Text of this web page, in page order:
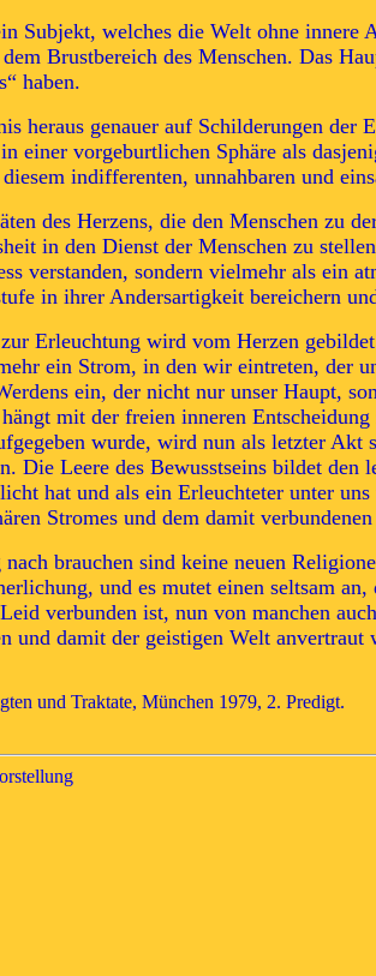
Subjekt, welches die Welt ohne
Brustbereich des Menschen. Das
haben.
heraus genauer auf Schilderungen
einer vorgeburtlichen Sphäre als
indifferenten, unnahbaren und
des Herzens, die den Menschen zu
in den Dienst der Menschen zu
verstanden, sondern vielmehr als ein
in ihrer Andersartigkeit bereichern
Erleuchtung wird vom Herzen
ein Strom, in den wir eintreten, der
ein, der nicht nur unser Haupt,
mit der freien inneren
wurde, wird nun als letzter Akt
Die Leere des Bewusstseins bildet
hat und als ein Erleuchteter unter
Stromes und dem damit
brauchen sind keine neuen
und es mutet einen seltsam
verbunden ist, nun von manchen
und damit der geistigen Welt
und Traktate, München 1979, 2. Predigt.